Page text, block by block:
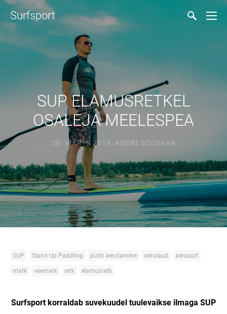
Surfsport
SUP ELAMUSRETKEL
OSALEJA MEELESPEA
20. MÄRTS 2019 ANDRI SOOSAAR
SUP Stand Up Paddling püsti aerutamine aerulaud aerusurf
matk veematk retk elamusretk
Surfsport korraldab suvekuudel tuulevaikse ilmaga SUP